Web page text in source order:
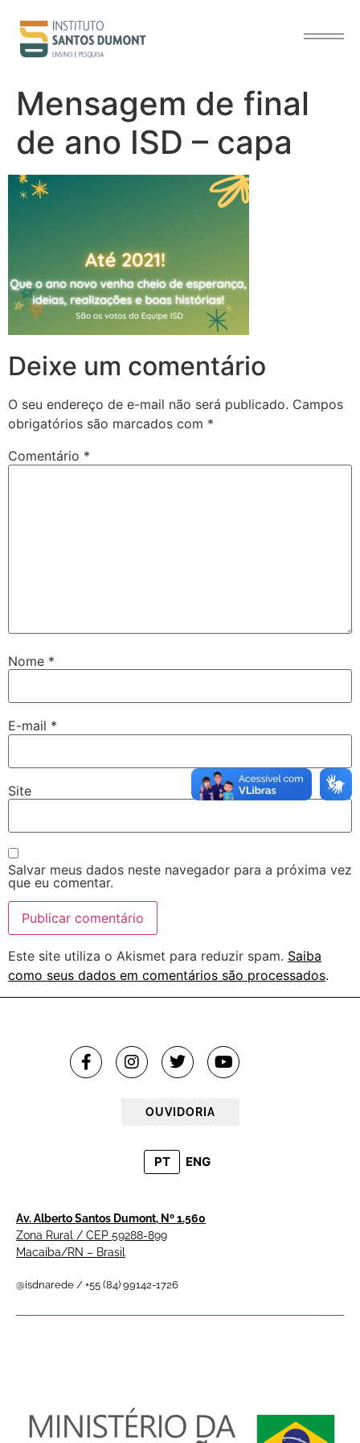
conteúdo
Mensagem de final
de ano ISD – capa
Deixe um comentário
O seu endereço de e-mail não será publicado. Campos
obrigatórios são marcados com *
Comentário *
Nome *
E-mail *
Site
Salvar meus dados neste navegador para a próxima vez
que eu comentar.
Este site utiliza o Akismet para reduzir spam. Saiba
como seus dados em comentários são processados.
OUVIDORIA
PT ENG
Av. Alberto Santos Dumont, Nº 1.560
Zona Rural / CEP 59288-899
Macaíba/RN – Brasil
@isdnarede / +55 (84) 99142-1726